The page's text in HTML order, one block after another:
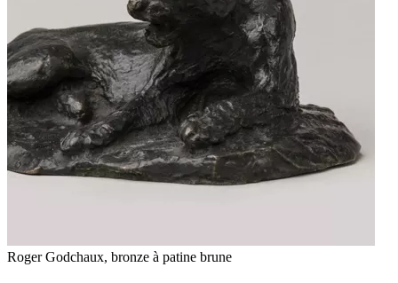
Roger Godchaux, bronze à patine brune